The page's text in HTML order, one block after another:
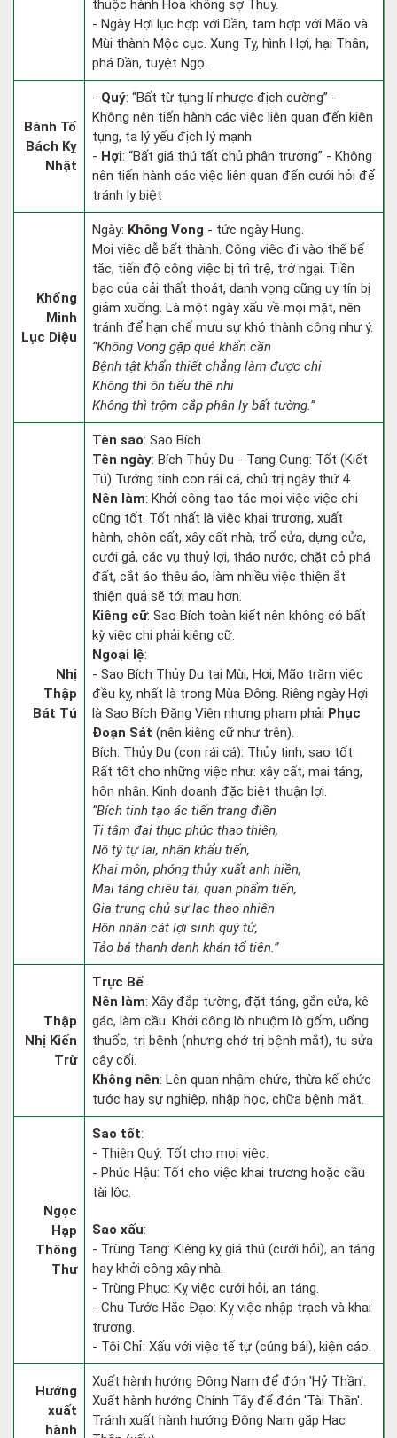
thuộc hành Hỏa không sợ Thủy.
- Ngày Hợi lục hợp với Dần, tam hợp với Mão và
Mùi thành Mộc cục. Xung Tỵ, hình Hợi, hại Thân,
phá Dần, tuyệt Ngọ.
Bành Tổ
Bách Kỵ
Nhật
- Quý: “Bất từ tụng lí nhược địch cường” -
Không nên tiến hành các việc liên quan đến kiện
tụng, ta lý yếu địch lý mạnh
- Hợi: “Bất giá thú tất chủ phân trương” - Không
nên tiến hành các việc liên quan đến cưới hỏi để
tránh ly biệt
Khổng
Minh
Lục Diệu
Ngày: Không Vong - tức ngày Hung.
Mọi việc dễ bất thành. Công việc đi vào thế bế
tắc, tiến độ công việc bị trì trệ, trở ngại. Tiền
bạc của cải thất thoát, danh vọng cũng uy tín bị
giảm xuống. Là một ngày xấu về mọi mặt, nên
tránh để hạn chế mưu sự khó thành công như ý.
“Không Vong gặp quẻ khẩn cần
Bệnh tật khẩn thiết chẳng làm được chi
Không thì ôn tiểu thê nhi
Không thì trộm cắp phân ly bất tường.”
Nhị
Thập
Bát Tú
Tên sao: Sao Bích
Tên ngày: Bích Thủy Du - Tang Cung: Tốt (Kiết
Tú) Tướng tinh con rái cá, chủ trị ngày thứ 4.
Nên làm: Khởi công tạo tác mọi việc việc chi
cũng tốt. Tốt nhất là việc khai trương, xuất
hành, chôn cất, xây cất nhà, trổ cửa, dựng cửa,
cưới gả, các vụ thuỷ lợi, tháo nước, chặt cỏ phá
đất, cắt áo thêu áo, làm nhiều việc thiện ắt
thiện quả sẽ tới mau hơn.
Kiêng cữ: Sao Bích toàn kiết nên không có bất
kỳ việc chi phải kiêng cữ.
Ngoại lệ:
- Sao Bích Thủy Du tại Mùi, Hợi, Mão trăm việc
đều kỵ, nhất là trong Mùa Đông. Riêng ngày Hợi
là Sao Bích Đăng Viên nhưng phạm phải Phục
Đoạn Sát (nên kiêng cữ như trên).
Bích: Thủy Du (con rái cá): Thủy tinh, sao tốt.
Rất tốt cho những việc như: xây cất, mai táng,
hôn nhân. Kinh doanh đặc biệt thuận lợi.
“Bích tinh tạo ác tiến trang điền
Ti tâm đại thục phúc thao thiên,
Nô tỳ tự lai, nhân khẩu tiến,
Khai môn, phóng thủy xuất anh hiền,
Mai táng chiêu tài, quan phẩm tiến,
Gia trung chủ sự lạc thao nhiên
Hôn nhân cát lợi sinh quý tử,
Tảo bá thanh danh khán tổ tiên.”
Thập
Nhị Kiến
Trừ
Trực Bế
Nên làm: Xây đắp tường, đặt táng, gắn cửa, kê
gác, làm cầu. Khởi công lò nhuộm lò gốm, uống
thuốc, trị bệnh (nhưng chớ trị bệnh mắt), tu sửa
cây cối.
Không nên: Lên quan nhậm chức, thừa kế chức
tước hay sự nghiệp, nhập học, chữa bệnh mắt.
Ngọc
Hạp
Thông
Thư
Sao tốt:
- Thiên Quý: Tốt cho mọi việc.
- Phúc Hậu: Tốt cho việc khai trương hoặc cầu
tài lộc.
Sao xấu:
- Trùng Tang: Kiêng kỵ giá thú (cưới hỏi), an táng
hay khởi công xây nhà.
- Trùng Phục: Kỵ việc cưới hỏi, an táng.
- Chu Tước Hắc Đạo: Kỵ việc nhập trạch và khai
trương.
- Tội Chỉ: Xấu với việc tế tự (cúng bái), kiện cáo.
Hướng
xuất
hành
Xuất hành hướng Đông Nam để đón 'Hỷ Thần'.
Xuất hành hướng Chính Tây để đón 'Tài Thần'.
Tránh xuất hành hướng Đông Nam gặp Hạc